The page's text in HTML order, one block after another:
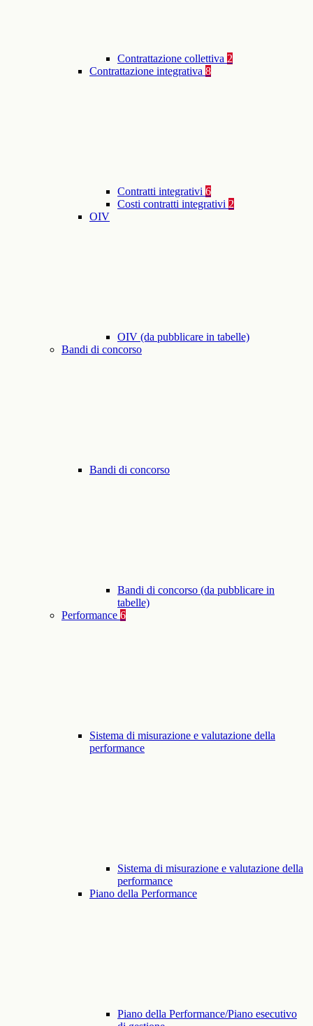
Contrattazione collettiva 2
Contrattazione integrativa 8
Contratti integrativi 6
Costi contratti integrativi 2
OIV
OIV (da pubblicare in tabelle)
Bandi di concorso
Bandi di concorso
Bandi di concorso (da pubblicare in
tabelle)
Performance 6
Sistema di misurazione e valutazione della
performance
Sistema di misurazione e valutazione della
performance
Piano della Performance
Piano della Performance/Piano esecutivo